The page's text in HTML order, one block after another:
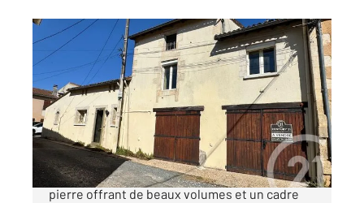
MIGNE AUXANCES 86
142,50 m2 , 5 pièces
Ref : 1458
Maison à vendre
223 650 €
Dans le bourg de Migné-Auxances, maison en
pierre offrant de beaux volumes et un cadre